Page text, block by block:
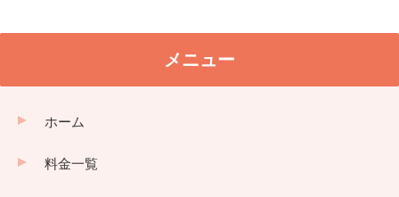
メニュー
ホーム
料金一覧